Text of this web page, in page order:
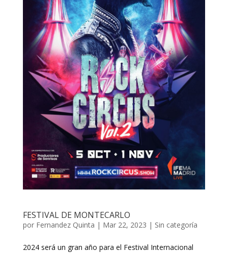
FESTIVAL DE MONTECARLO
por Fernandez Quinta | Mar 22, 2023 | Sin categoría
2024 será un gran año para el Festival Internacional